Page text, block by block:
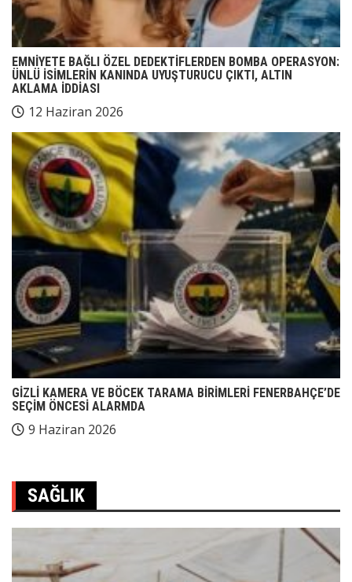
EMNİYETE BAĞLI ÖZEL DEDEKTİFLERDEN BOMBA OPERASYON:
ÜNLÜ İSİMLERİN KANINDA UYUŞTURUCU ÇIKTI, ALTIN
AKLAMA İDDİASI
12 Haziran 2026
GİZLİ KAMERA VE BÖCEK TARAMA BİRİMLERİ FENERBAHÇE’DE
SEÇİM ÖNCESİ ALARMDA
9 Haziran 2026
SAĞLIK